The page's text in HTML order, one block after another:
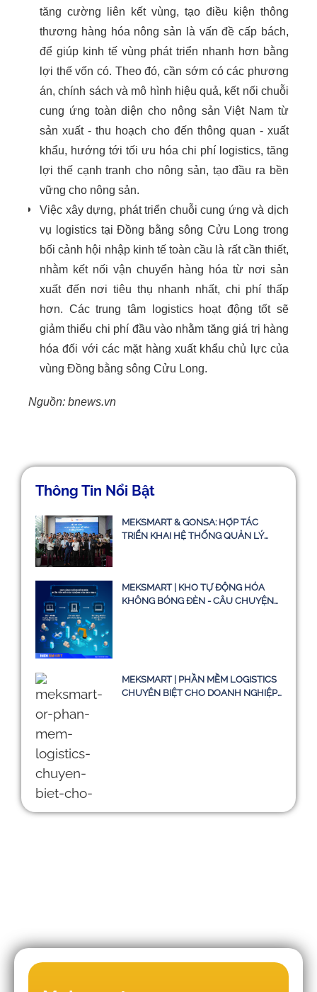
tăng cường liên kết vùng, tạo điều kiện thông
thương hàng hóa nông sản là vấn đề cấp bách,
để giúp kinh tế vùng phát triển nhanh hơn bằng
lợi thế vốn có. Theo đó, cần sớm có các phương
án, chính sách và mô hình hiệu quả, kết nối chuỗi
cung ứng toàn diện cho nông sản Việt Nam từ
sản xuất - thu hoạch cho đến thông quan - xuất
khẩu, hướng tới tối ưu hóa chi phí logistics, tăng
lợi thế cạnh tranh cho nông sản, tạo đầu ra bền
vững cho nông sản.
Việc xây dựng, phát triển chuỗi cung ứng và dịch
vụ logistics tại Đồng bằng sông Cửu Long trong
bối cảnh hội nhập kinh tế toàn cầu là rất cần thiết,
nhằm kết nối vận chuyển hàng hóa từ nơi sản
xuất đến nơi tiêu thụ nhanh nhất, chi phí thấp
hơn. Các trung tâm logistics hoạt động tốt sẽ
giảm thiểu chi phí đầu vào nhằm tăng giá trị hàng
hóa đối với các mặt hàng xuất khẩu chủ lực của
vùng Đồng bằng sông Cửu Long.
Nguồn: bnews.vn
Thông Tin Nổi Bật
MEKSMART & GONSA: HỢP TÁC
TRIỂN KHAI HỆ THỐNG QUẢN LÝ
MEKSMART | KHO TỰ ĐỘNG HÓA
KHÔNG BÓNG ĐÈN - CÂU CHUYỆN
MEKSMART | PHẦN MỀM LOGISTICS
CHUYÊN BIỆT CHO DOANH NGHIỆP